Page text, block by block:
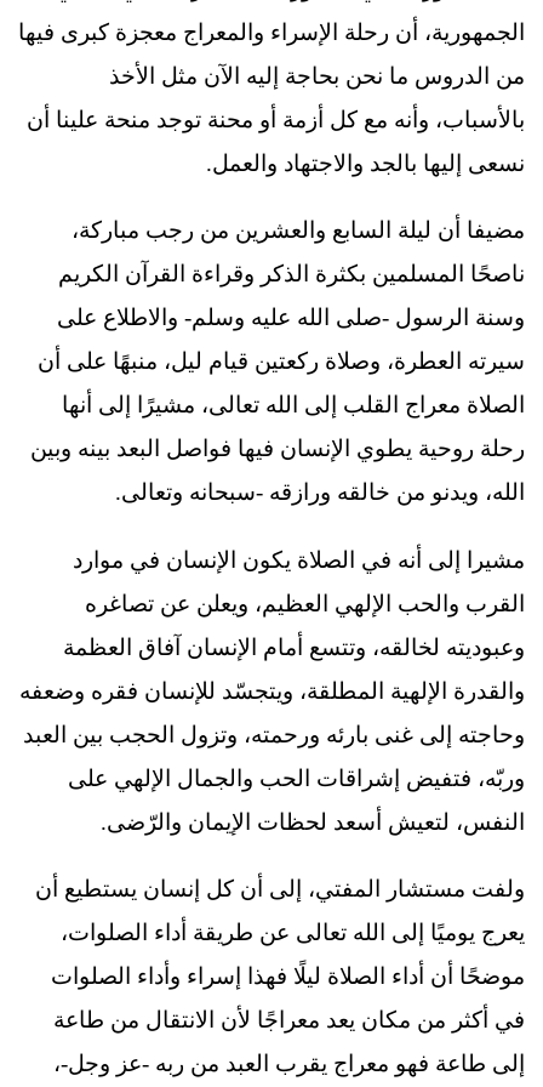
الجمهورية، أن رحلة الإسراء والمعراج معجزة كبرى فيها
من الدروس ما نحن بحاجة إليه الآن مثل الأخذ
بالأسباب، وأنه مع كل أزمة أو محنة توجد منحة علينا أن
نسعى إليها بالجد والاجتهاد والعمل.
مضيفا أن ليلة السابع والعشرين من رجب مباركة،
ناصحًا المسلمين بكثرة الذكر وقراءة القرآن الكريم
وسنة الرسول -صلى الله عليه وسلم- والاطلاع على
سيرته العطرة، وصلاة ركعتين قيام ليل، منبهًا على أن
الصلاة معراج القلب إلى الله تعالى، مشيرًا إلى أنها
رحلة روحية يطوي الإنسان فيها فواصل البعد بينه وبين
الله، ويدنو من خالقه ورازقه -سبحانه وتعالى.
مشيرا إلى أنه في الصلاة يكون الإنسان في موارد
القرب والحب الإلهي العظيم، ويعلن عن تصاغره
وعبوديته لخالقه، وتتسع أمام الإنسان آفاق العظمة
والقدرة الإلهية المطلقة، ويتجسّد للإنسان فقره وضعفه
وحاجته إلى غنى بارئه ورحمته، وتزول الحجب بين العبد
وربّه، فتفيض إشراقات الحب والجمال الإلهي على
النفس، لتعيش أسعد لحظات الإيمان والرّضى.
ولفت مستشار المفتي، إلى أن كل إنسان يستطيع أن
يعرج يوميًا إلى الله تعالى عن طريقة أداء الصلوات،
موضحًا أن أداء الصلاة ليلًا فهذا إسراء وأداء الصلوات
في أكثر من مكان يعد معراجًا لأن الانتقال من طاعة
إلى طاعة فهو معراج يقرب العبد من ربه -عز وجل-،